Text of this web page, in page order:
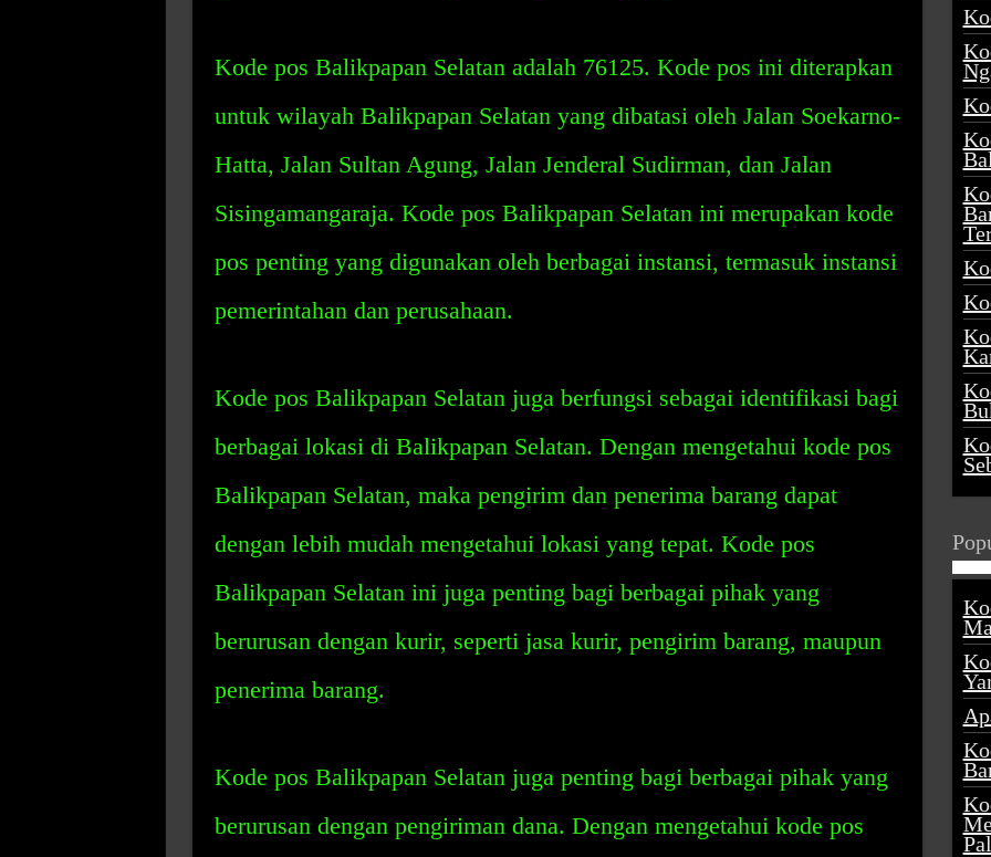
Kode pos Balikpapan Selatan adalah 76125. Kode pos ini diterapkan
untuk wilayah Balikpapan Selatan yang dibatasi oleh Jalan Soekarno-
Hatta, Jalan Sultan Agung, Jalan Jenderal Sudirman, dan Jalan
Sisingamangaraja. Kode pos Balikpapan Selatan ini merupakan kode
pos penting yang digunakan oleh berbagai instansi, termasuk instansi
pemerintahan dan perusahaan.
Kode pos Balikpapan Selatan juga berfungsi sebagai identifikasi bagi
berbagai lokasi di Balikpapan Selatan. Dengan mengetahui kode pos
Balikpapan Selatan, maka pengirim dan penerima barang dapat
dengan lebih mudah mengetahui lokasi yang tepat. Kode pos
Balikpapan Selatan ini juga penting bagi berbagai pihak yang
berurusan dengan kurir, seperti jasa kurir, pengirim barang, maupun
penerima barang.
Kode pos Balikpapan Selatan juga penting bagi berbagai pihak yang
berurusan dengan pengiriman dana. Dengan mengetahui kode pos